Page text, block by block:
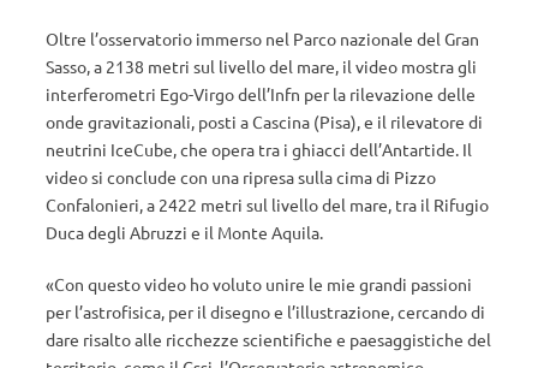
Oltre l’osservatorio immerso nel Parco nazionale del Gran
Sasso, a 2138 metri sul livello del mare, il video mostra gli
interferometri Ego-Virgo dell’Infn per la rilevazione delle
onde gravitazionali, posti a Cascina (Pisa), e il rilevatore di
neutrini IceCube, che opera tra i ghiacci dell’Antartide. Il
video si conclude con una ripresa sulla cima di Pizzo
Confalonieri, a 2422 metri sul livello del mare, tra il Rifugio
Duca degli Abruzzi e il Monte Aquila.
«Con questo video ho voluto unire le mie grandi passioni
per l’astrofisica, per il disegno e l’illustrazione, cercando di
dare risalto alle ricchezze scientifiche e paesaggistiche del